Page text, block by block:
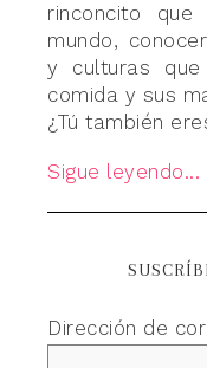
rinconcito
mundo,
y culturas
comida y sus
¿Tú también
Sigue leyendo...
Dirección de